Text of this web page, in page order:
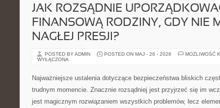
JAK ROZSĄDNIE
FINANSOWĄ RODZINY, GDY NIE
NAGŁEJ PRESJI?
POSTED BY ADMIN POSTED ON MAJ - 26 - 2026
MOŻLIWOŚĆ
WYŁĄCZONA
Najważniejsze ustalenia dotyczące bezpieczeństwa bliskich
trudnym momencie. Znacznie rozsądniej jest przyjrzeć się im
jest magicznym rozwiązaniem wszystkich problemów, lecz